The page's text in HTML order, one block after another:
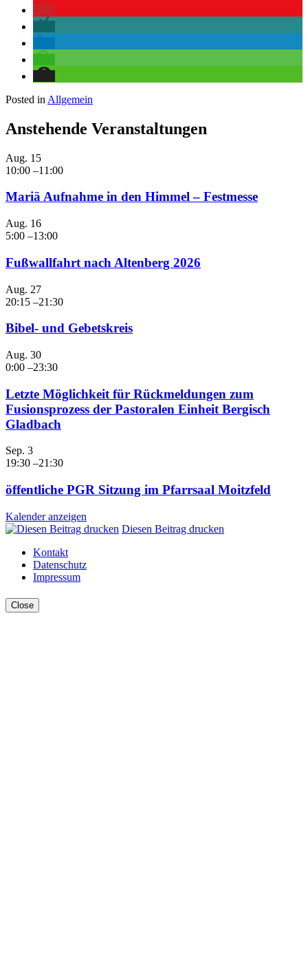
Posted in Allgemein
Anstehende Veranstaltungen
Aug. 15
10:00 –11:00
Mariä Aufnahme in den Himmel – Festmesse
Aug. 16
5:00 –13:00
Fußwallfahrt nach Altenberg 2026
Aug. 27
20:15 –21:30
Bibel- und Gebetskreis
Aug. 30
0:00 –23:30
Letzte Möglichkeit für Rückmeldungen zum
Fusionsprozess der Pastoralen Einheit Bergisch
Gladbach
Sep. 3
19:30 –21:30
öffentliche PGR Sitzung im Pfarrsaal Moitzfeld
Kalender anzeigen
Diesen Beitrag drucken
Kontakt
Datenschutz
Impressum
Close